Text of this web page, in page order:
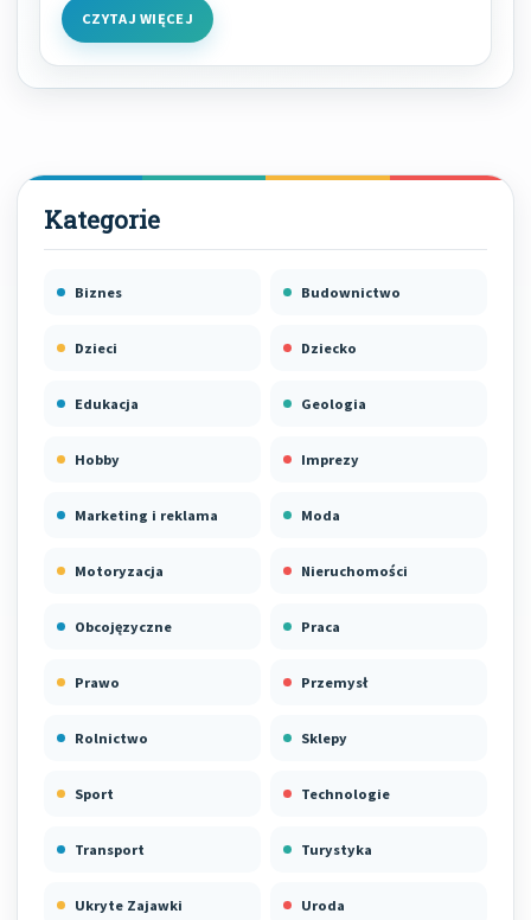
CZYTAJ WIĘCEJ
Biznes Budownictwo
Dzieci Dziecko
Edukacja Geologia
Hobby Imprezy
Marketing i reklama Moda
Motoryzacja Nieruchomości
Obcojęzyczne Praca
Prawo Przemysł
Rolnictwo Sklepy
Sport Technologie
Transport Turystyka
Ukryte Zajawki Uroda